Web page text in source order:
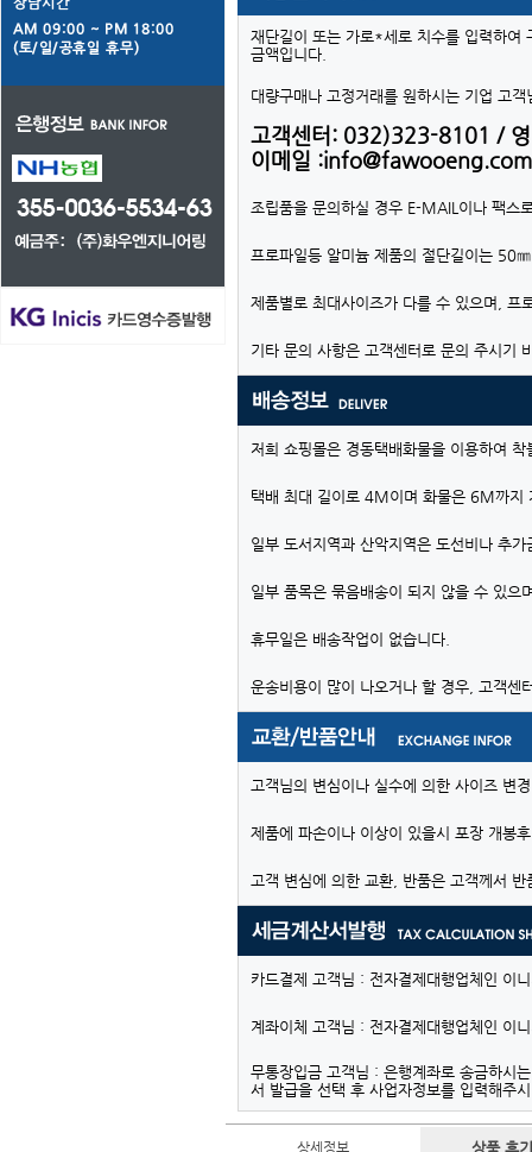
재단길이 또는 가로*세로 치수를 입력하여
금액입니다.
대량구매나 고정거래를 원하시는 기업 고
고객센터: 032)323-8101 /
이메일 :info@fawooeng.com
조립품을 문의하실 경우 E-MAIL이나 팩스
프로파일등 알미늄 제품의 절단길이는 50
제품별로 최대사이즈가 다를 수 있으며,
기타 문의 사항은 고객센터로 문의 주시기
저희 쇼핑몰은 경동택배화물을 이용하여
택배 최대 길이로 4M이며 화물은 6M까지
일부 도서지역과 산악지역은 도선비나 추
일부 품목은 묶음배송이 되지 않을 수 있으
휴무일은 배송작업이 없습니다.
운송비용이 많이 나오거나 할 경우, 고객센
고객님의 변심이나 실수에 의한 사이즈 변
제품에 파손이나 이상이 있을시 포장 개봉
고객 변심에 의한 교환, 반품은 고객께서
카드결제 고객님 : 전자결제대행업체인 이
계좌이체 고객님 : 전자결제대행업체인 이
무통장입금 고객님 : 은행계좌로 송금하시
서 발급을 선택 후 사업자정보를 입력해주
상세정보 상품 후